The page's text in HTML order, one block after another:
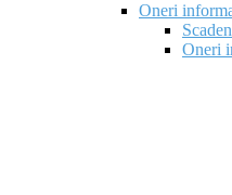
Oneri
Oneri